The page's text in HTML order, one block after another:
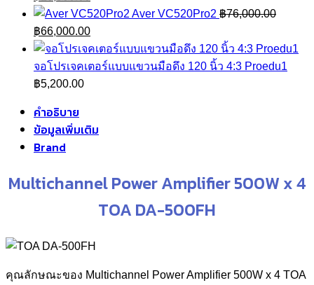
price
was:
฿19,000.00.
price
is:
฿18,500.00.
Aver VC520Pro2 ฿76,000.00
Original
price
was:
฿76,000.00.
฿66,000.00Current
price
is:
จอโปรเจคเตอร์แบบแขวนมือดึง 120 นิ้ว 4:3 Proedu1
฿5,200.00
คำอธิบาย
ข้อมูลเพิ่มเติม
Brand
Multichannel Power Amplifier 500W x 4
TOA DA-500FH
คุณลักษณะของ Multichannel Power Amplifier 500W x 4 TOA